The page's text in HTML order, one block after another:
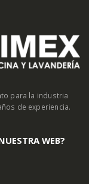
para la industria
de experiencia.
WEB?